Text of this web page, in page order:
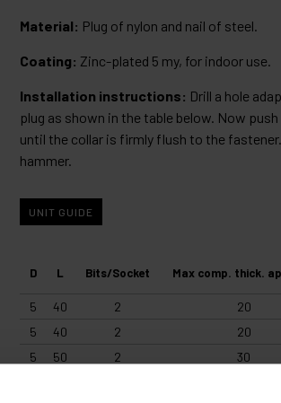
Material: Plug of nylon and nail of steel.
Coating: Zinc-plated 5 my, for indoor use.
Installation instructions: Drill a hole
plug as shown in the table below. Now
until the collar is firmly flush to the
hammer.
UNIT GUIDE
D L Bits/Socket Max comp. thick.
5 40 2 20
5
40 2 20
5
50 2 30